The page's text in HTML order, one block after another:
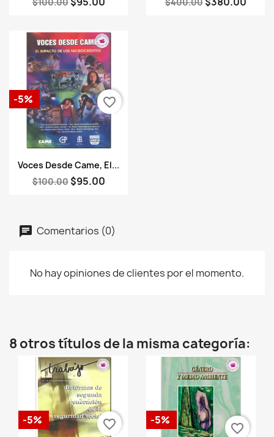
Vista rápida
Voces Desde Came, El...
$100.00 $95.00
-5% favorite_border
Comentarios (0)
No hay opiniones de clientes por el momento.
8 otros títulos de la misma categoría:
-5% favorite_border -5%
favorite_border